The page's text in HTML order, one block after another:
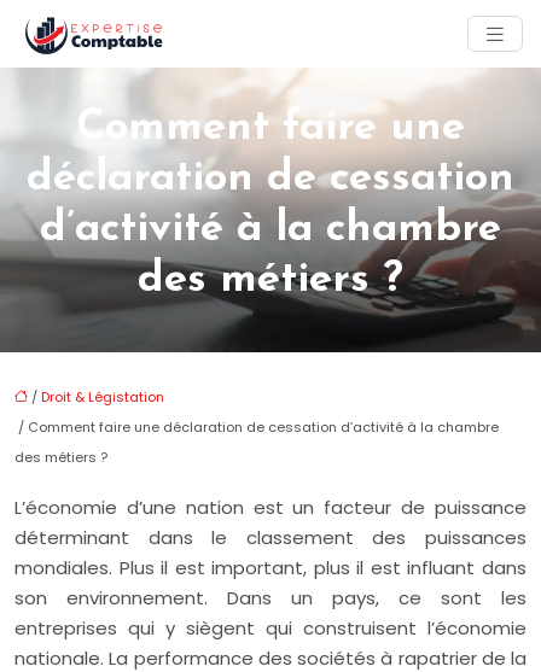
Comment faire une
déclaration de cessation
d’activité à la chambre
des métiers ?
/ Droit & Légistation
/ Comment faire une déclaration de cessation d’activité à la chambre
des métiers ?
L’économie d’une nation est un facteur de puissance
déterminant dans le classement des puissances
mondiales. Plus il est important, plus il est influant dans
son environnement. Dans un pays, ce sont les
entreprises qui y siègent qui construisent l’économie
nationale. La performance des sociétés à rapatrier de la